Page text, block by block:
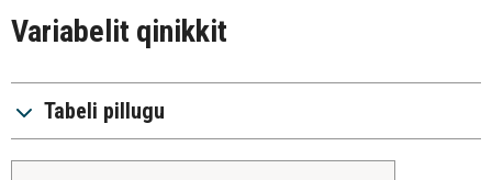
Variabelit qinikkit
Tabeli pillugu